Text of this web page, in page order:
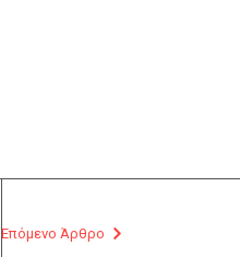
Επόμενο Άρθρο